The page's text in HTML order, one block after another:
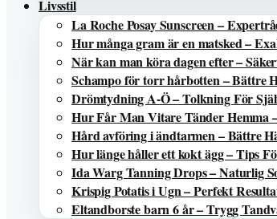
Livsstil
La Roche Posay Sunscreen –
Hur många gram är en matsked –
När kan man köra dagen efter –
Schampo för torr hårbotten – Bättre
Drömtydning A-Ö – Tolkning För
Hur Får Man Vitare Tänder Hemma
Hård avföring i ändtarmen – Bättre
Hur länge håller ett kokt ägg – Tips
Ida Warg Tanning Drops – Naturlig
Krispig Potatis i Ugn – Perfekt
Eltandborste barn 6 år – Trygg